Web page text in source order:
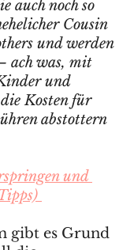
auch noch so
Cousin
und werden
ach was, mit
und
Kosten für
abstottern
und
gibt es Grund